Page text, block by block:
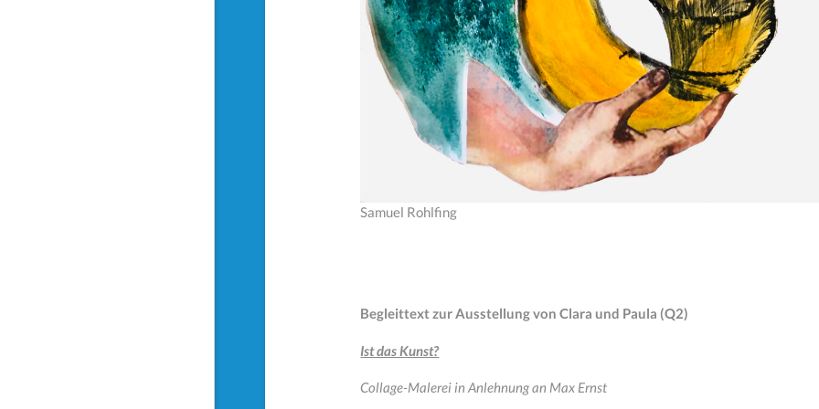
Samuel Rohlfing
Begleittext zur Ausstellung von Clara und Paula (Q2)
Ist das Kunst?
Collage-Malerei in Anlehnung an Max Ernst